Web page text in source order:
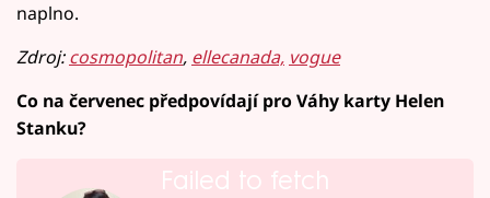
naplno.
Zdroj:cosmopolitan, ellecanada, vogue
Co na červenec předpovídají pro Váhy karty Helen
Stanku?
Failed to fetch